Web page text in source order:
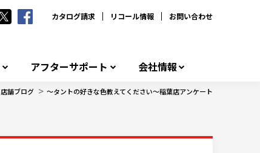
カタログ請求 リコール情報 お問い合わせ
アフターサポート 会社情報
店舗ブログ > ～タントの好きな色教えてください～稲葉店アンケート